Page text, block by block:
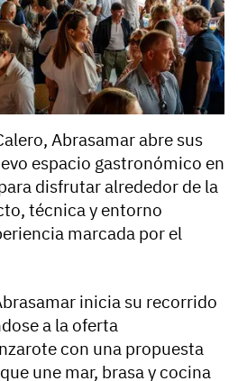
Abrasamar abre sus
espacio gastronómico en
disfrutar alrededor de la
técnica y entorno
marcada por el
inicia su recorrido
a la oferta
con una propuesta
une mar, brasa y cocina